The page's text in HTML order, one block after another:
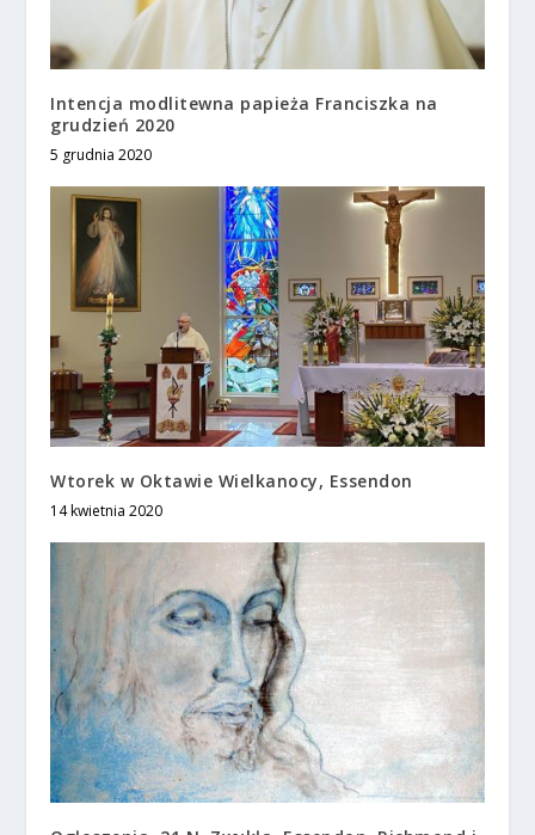
Intencja modlitewna papieża Franciszka na
grudzień 2020
5 grudnia 2020
Wtorek w Oktawie Wielkanocy, Essendon
14 kwietnia 2020